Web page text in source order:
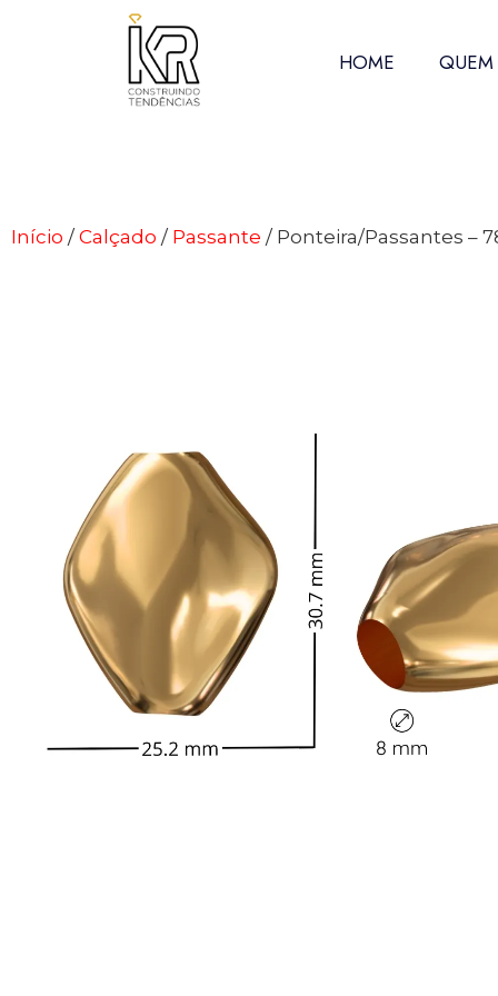
HOME
Início / Calçado / Passante / Ponteira/Passantes –